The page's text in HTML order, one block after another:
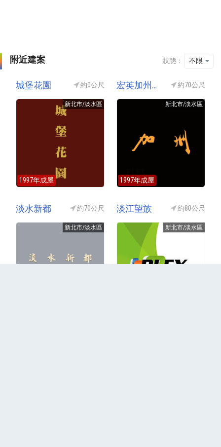
附近建案 狀態： 不限
城堡花園 約0公尺
新北市/淡水區
1997年成屋
宏英加州大樓 約70公尺
新北市/淡水區
1997年成屋
淡水新都 約70公尺
新北市/淡水區
淡江望族 約80公尺
新北市/淡水區